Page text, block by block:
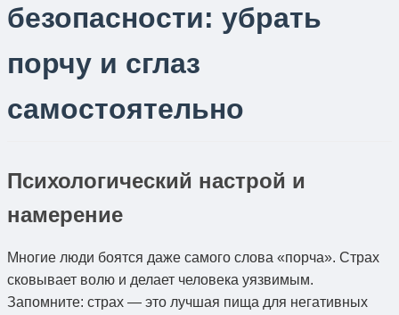
безопасности: убрать
порчу и сглаз
самостоятельно
Психологический настрой и
намерение
Многие люди боятся даже самого слова «порча». Страх
сковывает волю и делает человека уязвимым.
Запомните: страх — это лучшая пища для негативных